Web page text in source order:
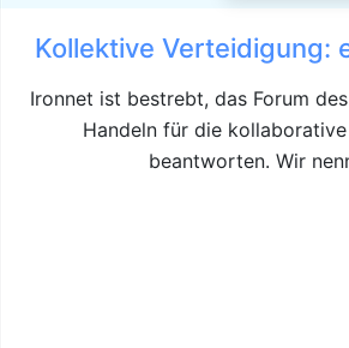
Kollektive Verteidigung:
Ironnet ist bestrebt, das Forum
Handeln für die
beantworten. Wir